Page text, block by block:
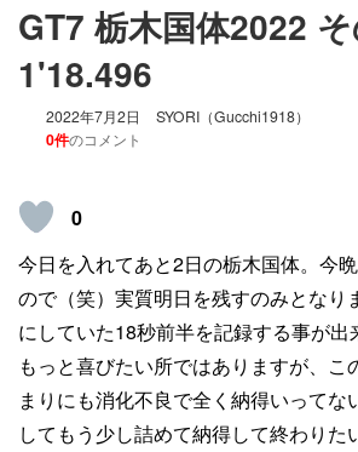
GT7 栃木国体2022
1'18.496
2022年7月2日 SYORI（Gucchi1918）
0件のコメント
0
今日を入れてあと2日の栃木国体。今
ので（笑）実質明日を残すのみとなり
にしていた18秒前半を記録する事が出
もっと喜びたい所ではありますが、こ
まりにも消化不良で全く納得いってな
してもう少し詰めて納得して終わりた